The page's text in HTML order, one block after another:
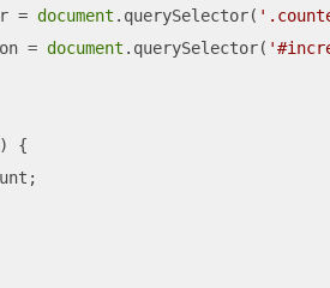
= document .querySelector(
= document .querySelector(
)
{